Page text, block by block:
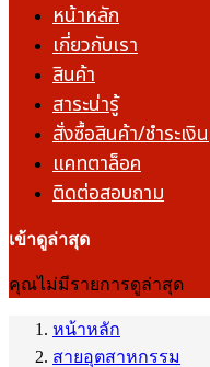
หน้าหลัก
เกี่ยวกับเรา
สินค้า
สาระน่ารู้
สั่งซื้อสินค้า/ชำระเงิน
แคทตาล็อค
ติดต่อสอบถาม
เข้าดูล่าสุด
คุณไม่มีรายการดูล่าสุด
หน้าหลัก
สายอุตสาหกรรม